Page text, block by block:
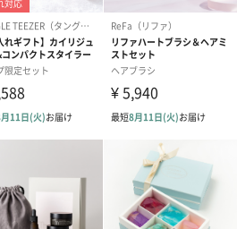
（2,580円）
アミュレット
ク）（1,500円